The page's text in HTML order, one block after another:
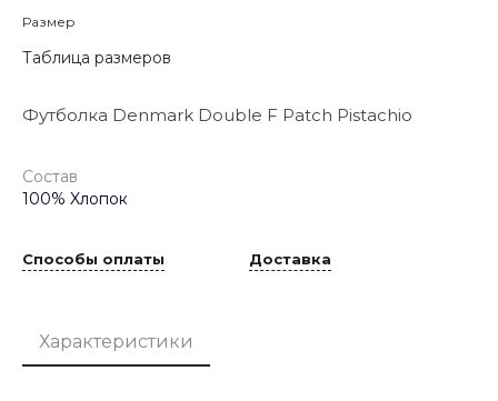
Размер
Таблица размеров
Футболка Denmark Double F Patch Pistachio
Состав
100% Xлопок
Способы оплаты Доставка
Характеристики